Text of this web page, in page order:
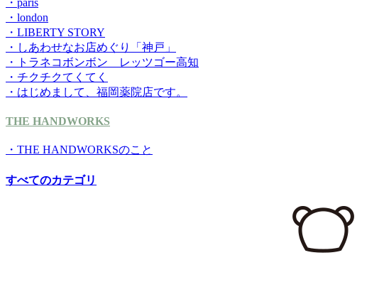
・london
・LIBERTY STORY
・しあわせなお店めぐり「神戸」
・トラネコボンボン レッツゴー高知
・チクチクてくてく
・はじめまして、福岡薬院店です。
THE HANDWORKS
・THE HANDWORKSのこと
すべてのカテゴリ